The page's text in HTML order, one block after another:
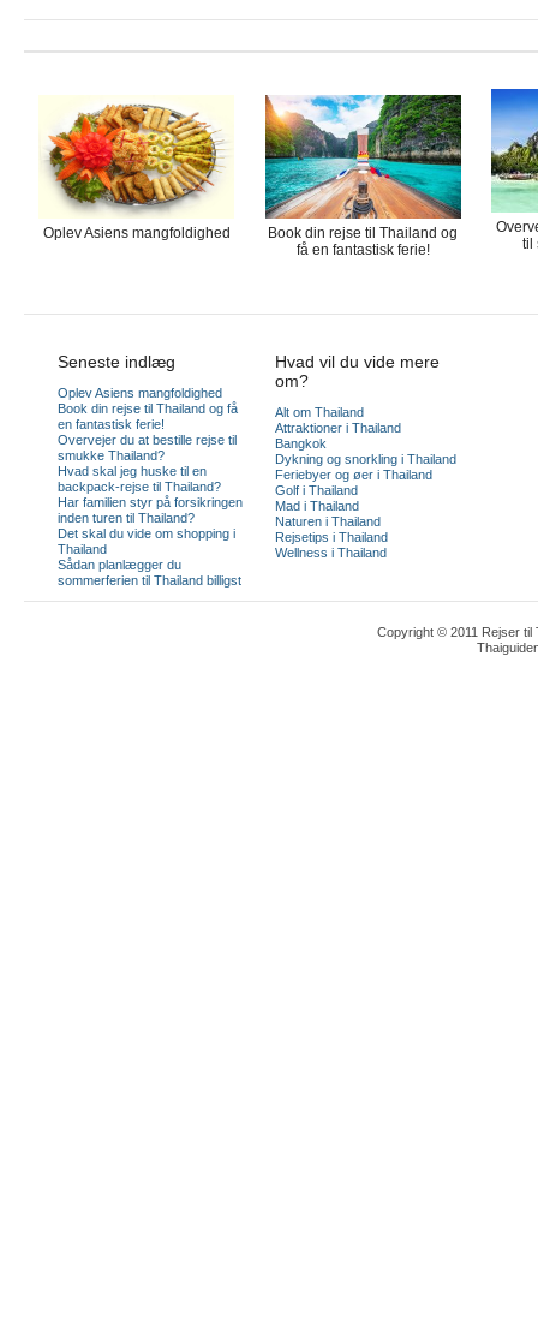
Oplev Asiens mangfoldighed
Book din rejse til Thailand og
få en fantastisk ferie!
til
Seneste indlæg
Oplev Asiens mangfoldighed
Book din rejse til Thailand og få
en fantastisk ferie!
Overvejer du at bestille rejse til
smukke Thailand?
Hvad skal jeg huske til en
backpack-rejse til Thailand?
Har familien styr på forsikringen
inden turen til Thailand?
Det skal du vide om shopping i
Thailand
Sådan planlægger du
sommerferien til Thailand billigst
Hvad vil du vide mere
om?
Alt om Thailand
Attraktioner i Thailand
Bangkok
Dykning og snorkling i Thailand
Feriebyer og øer i Thailand
Golf i Thailand
Mad i Thailand
Naturen i Thailand
Rejsetips i Thailand
Wellness i Thailand
Copyright © 2011 Rejser til